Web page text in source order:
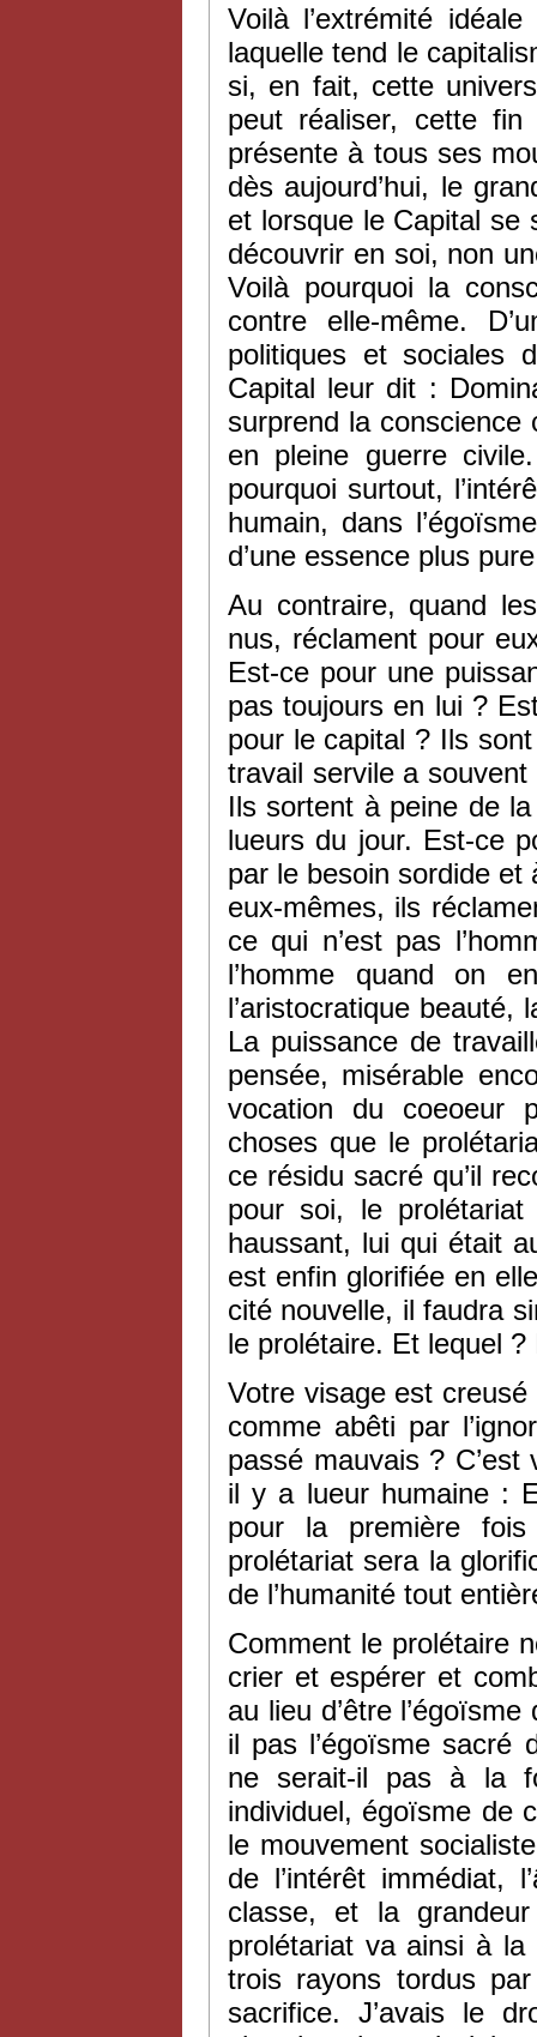
Voilà l’extrémité
laquelle tend le
si, en fait, cette
peut réaliser, cette fin
présente à tous ses
dès aujourd’hui, le
et lorsque le Capital se
découvrir en soi, non
Voilà pourquoi la
contre elle-même.
politiques et sociales
Capital leur dit :
surprend la conscience
en pleine guerre
pourquoi surtout,
humain, dans
d’une essence plus
Au contraire, quand
nus, réclament pour
Est-ce pour une
pas toujours en lui ?
pour le capital ? Ils
travail servile a
Ils sortent à peine de
lueurs du jour. Est-ce
par le besoin sordide et
eux-mêmes, ils
ce qui n’est pas
l’homme quand on
l’aristocratique beauté,
La puissance de
pensée, misérable
vocation du coeoeur
choses que le
ce résidu sacré qu’il
pour soi, le
haussant, lui qui était
est enfin glorifiée en
cité nouvelle, il faudra
le prolétaire. Et lequel ?
Votre visage est
comme abêti par
passé mauvais ?
il y a lueur humaine :
pour la première fois
prolétariat sera la
de l’humanité tout
Comment le prolétaire
crier et espérer et
au lieu d’être
il pas l’égoïsme sacré
ne serait-il pas à la
individuel, égoïsme de
le mouvement
de l’intérêt immédiat,
classe, et la
prolétariat va ainsi à
trois rayons tordus
sacrifice. J’avais le